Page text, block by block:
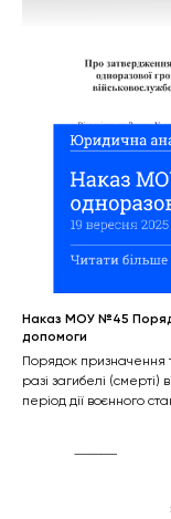
Наказ МОУ №45
допомоги
Порядок призначення
разі загибелі (смерті)
період дії воєнного